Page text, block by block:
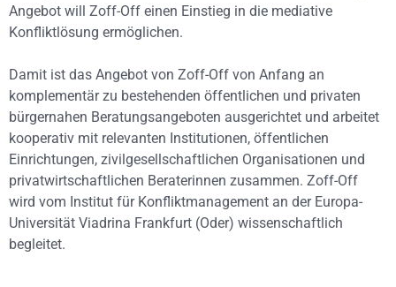
Angebot will Zoff-Off einen Einstieg in die mediative
Konfliktlösung ermöglichen.
Damit ist das Angebot von Zoff-Off von Anfang an
komplementär zu bestehenden öffentlichen und privaten
bürgernahen Beratungsangeboten ausgerichtet und arbeitet
kooperativ mit relevanten Institutionen, öffentlichen
Einrichtungen, zivilgesellschaftlichen Organisationen und
privatwirtschaftlichen Beraterinnen zusammen. Zoff-Off
wird vom Institut für Konfliktmanagement an der Europa-
Universität Viadrina Frankfurt (Oder) wissenschaftlich
begleitet.